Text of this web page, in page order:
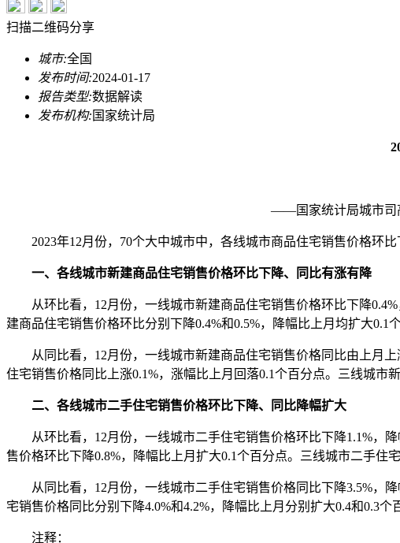
扫描二维码分享
城市:全国
发布时间:2024-01-17
报告类型:数据解读
发布机构: 国家统计局
——国家统计局城市司
2023年12月份，70个大中城市中，各线城市商品住宅销售价格环比
一、各线城市新建商品住宅销售价格环比下降、同比有涨有降
从环比看，12月份，一线城市新建商品住宅销售价格环比下降0.4%
建商品住宅销售价格环比分别下降0.4%和0.5%，降幅比上月均扩大0.1个
从同比看，12月份，一线城市新建商品住宅销售价格同比由上月上
住宅销售价格同比上涨0.1%，涨幅比上月回落0.1个百分点。三线城市
二、各线城市二手住宅销售价格环比下降、同比降幅扩大
从环比看，12月份，一线城市二手住宅销售价格环比下降1.1%，降
售价格环比下降0.8%，降幅比上月扩大0.1个百分点。三线城市二手住
从同比看，12月份，一线城市二手住宅销售价格同比下降3.5%，降
宅销售价格同比分别下降4.0%和4.2%，降幅比上月分别扩大0.4和0.3个
注释：